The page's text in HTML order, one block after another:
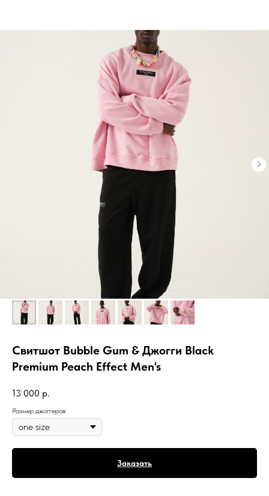
Свитшот Bubble Gum & Джогги Black
Premium Peach Effect Men's
13 000 р.
Размер джоггеров:
Заказать